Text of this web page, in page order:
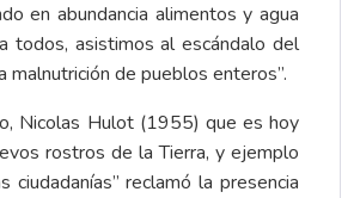
en abundancia alimentos y agua
todos, asistimos al escándalo del
malnutrición de pueblos enteros”.
Nicolas Hulot (1955) que es hoy
rostros de la Tierra, y ejemplo
ciudadanías” reclamó la presencia